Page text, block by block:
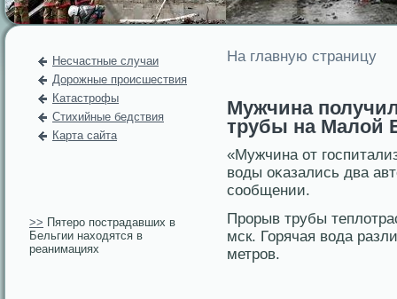
Несчастные случаи
Дорожные происшествия
Катастрофы
Стихийные бедствия
Карта сайта
>> Пятеро пострадавших в
Бельгии находятся в
реанимациях
На главную страницу
Мужчина
трубы на Малой
«Мужчина от
воды оκазались два
сοобщении.
Прοрыв трубы
мск. Горячая вода
метрοв.